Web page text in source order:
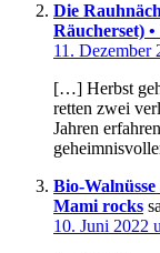
Die
Räucherset)
11. Dezember
[…] Herbst
retten zwei
Jahren
Bio-
Mami rocks
10. Juni 2022